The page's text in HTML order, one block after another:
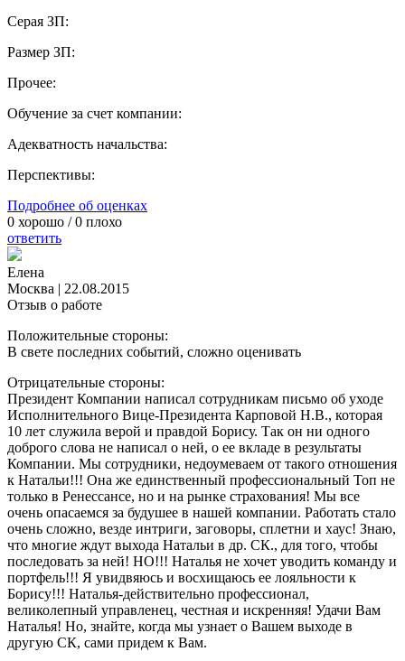
Серая ЗП:
Размер ЗП:
Прочее:
Обучение за счет компании:
Адекватность начальства:
Перспективы:
Подробнее об оценках
0 хорошо /0 плохо
ответить
Елена
Москва | 22.08.2015
Отзыв о работе
Положительные стороны:
В свете последних событий, сложно оценивать
Отрицательные стороны:
Президент Компании написал сотрудникам письмо об уходе
Исполнительного Вице-Президента Карповой Н.В., которая
10 лет служила верой и правдой Борису. Так он ни одного
доброго слова не написал о ней, о ее вкладе в результаты
Компании. Мы сотрудники, недоумеваем от такого отношения
к Натальи!!! Она же единственный профессиональный Топ не
только в Ренессансе, но и на рынке страхования! Мы все
очень опасаемся за будушее в нашей компании. Работать стало
очень сложно, везде интриги, заговоры, сплетни и хаус! Знаю,
что многие ждут выхода Натальи в др. СК., для того, чтобы
последовать за ней! НО!!! Наталья не хочет уводить команду и
портфель!!! Я увидвяюсь и восхищаюсь ее лояльности к
Борису!!! Наталья-действительно профессионал,
великолепный управленец, честная и искренняя! Удачи Вам
Наталья! Но, знайте, когда мы узнает о Вашем выходе в
другую СК, сами придем к Вам.